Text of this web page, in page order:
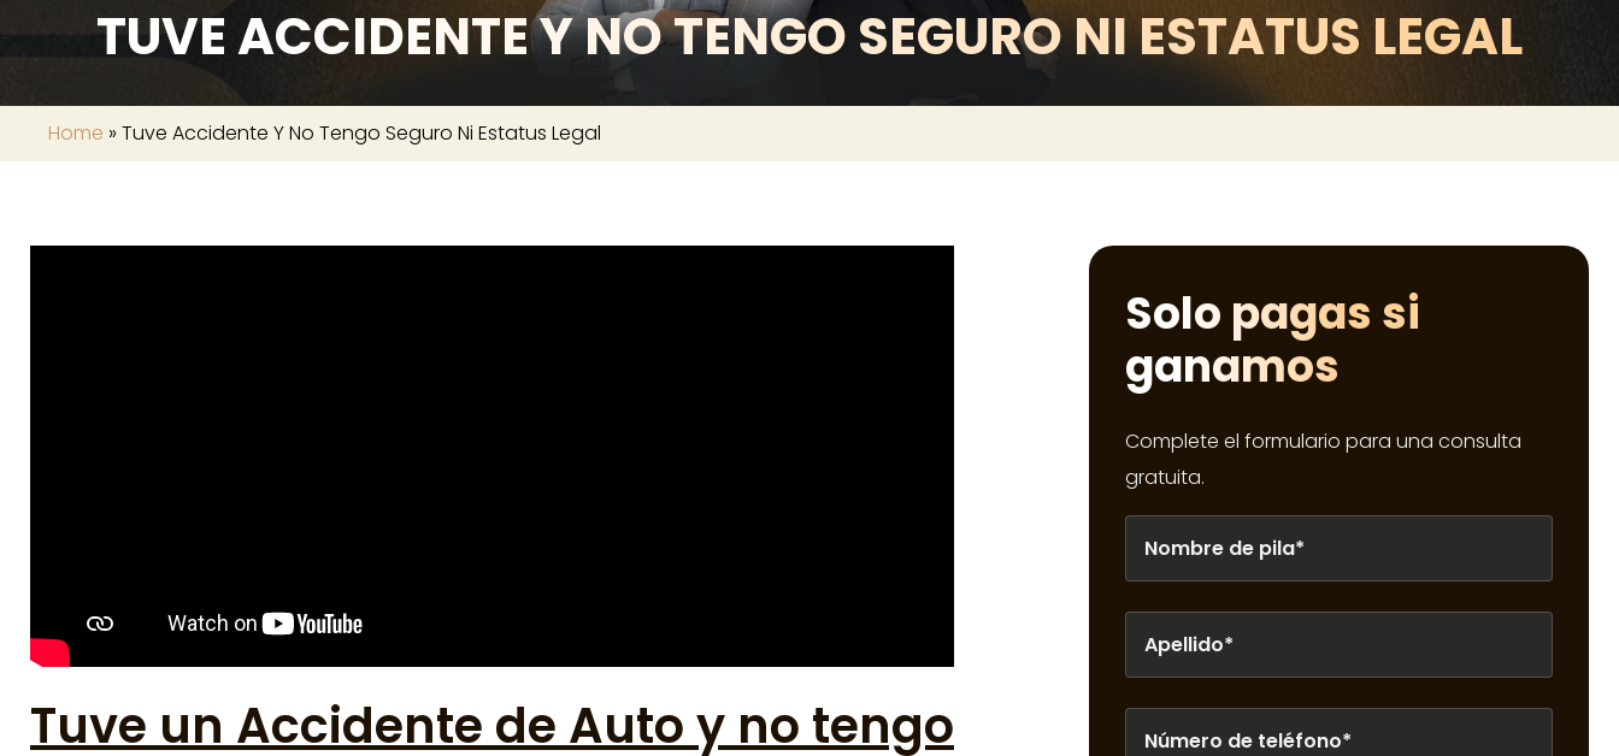
TUVE ACCIDENTE Y NO TENGO SEGURO NI ESTATUS LEGAL
Home » Tuve Accidente Y No Tengo Seguro Ni Estatus Legal
Tuve un Accidente de Auto y no tengo
Solo pagas si
ganamos
Complete el formulario para una consulta
gratuita.